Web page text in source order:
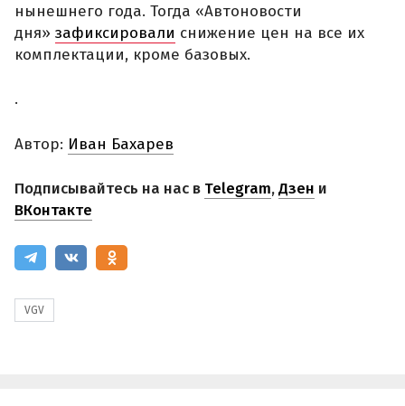
нынешнего года. Тогда «Автоновости
дня» зафиксировали снижение цен на все их
комплектации, кроме базовых.
.
Автор: Иван Бахарев
Подписывайтесь на нас в Telegram,Дзен и
ВКонтакте
VGV